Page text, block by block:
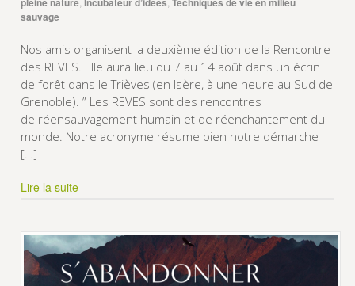
sauvage
Nos amis organisent la deuxième édition de la Rencontre
des REVES. Elle aura lieu du 7 au 14 août dans un écrin
de forêt dans le Trièves (en Isère, à une heure au Sud de
Grenoble). ” Les REVES sont des rencontres
de réensauvagement humain et de réenchantement du
monde. Notre acronyme résume bien notre démarche
[…]
Lire la suite